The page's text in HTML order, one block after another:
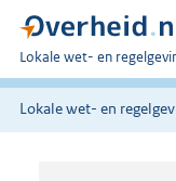
U
bent
hier:
Lokale wet- en
Lokale wet- en